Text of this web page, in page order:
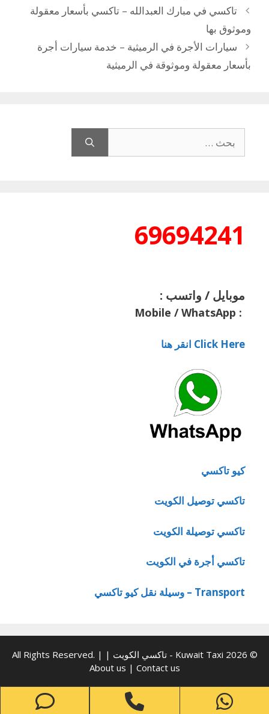
تاكسي في مبارك العبدالله – تاكسي بأسعار معقولة
وموثوق بها
سيارات الأجرة في الرميثية – خدمة سيارات أجرة
بأسعار معقولة وموثوقة في الرميثية
عن:
69694241
موبايل / واتسب :
:
Mobile / WhatsApp
Click Here انقر هنا
كيو تاكسي
تاكسي توصيل الكويت
تاكسي توصيلة الكويت
تاكسي أجرة في الكويت
Transport – وسيلة نقل كيو تاكسي
© 2026 Kuwait Taxi - تاكسي الكويت | All Rights Reserved. |
About us | Contact us
WhatsApp